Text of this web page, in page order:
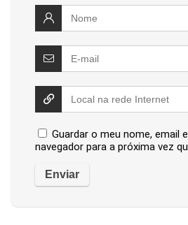
Guardar o meu nome, email
navegador para a próxima vez